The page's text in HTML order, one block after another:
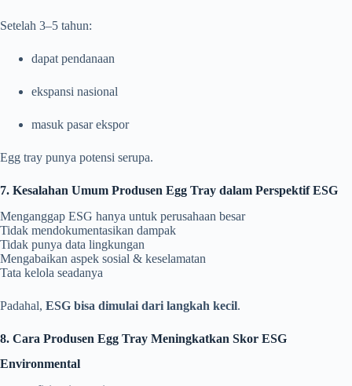
Setelah 3–5 tahun:
dapat pendanaan
ekspansi nasional
masuk pasar ekspor
Egg tray punya potensi serupa.
7. Kesalahan Umum Produsen Egg Tray dalam Perspektif ESG
Menganggap ESG hanya untuk perusahaan besar
Tidak mendokumentasikan dampak
Tidak punya data lingkungan
Mengabaikan aspek sosial & keselamatan
Tata kelola seadanya
Padahal, ESG bisa dimulai dari langkah kecil.
8. Cara Produsen Egg Tray Meningkatkan Skor ESG
Environmental